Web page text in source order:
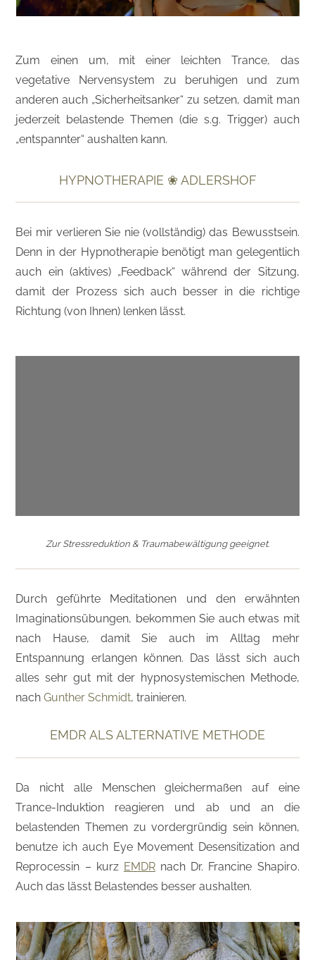
Zum einen um, mit einer leichten Trance, das
vegetative Nervensystem zu beruhigen und zum
anderen auch „Sicherheitsanker“ zu setzen, damit man
jederzeit belastende Themen (die s.g. Trigger) auch
„entspannter“ aushalten kann.
HYPNOTHERAPIE ❀ ADLERSHOF
Bei mir verlieren Sie nie (vollständig) das Bewusstsein.
Denn in der Hypnotherapie benötigt man gelegentlich
auch ein (aktives) „Feedback“ während der Sitzung,
damit der Prozess sich auch besser in die richtige
Richtung (von Ihnen) lenken lässt.
Zur Stressreduktion & Traumabewältigung geeignet.
Durch geführte Meditationen und den erwähnten
Imaginationsübungen, bekommen Sie auch etwas mit
nach Hause, damit Sie auch im Alltag mehr
Entspannung erlangen können. Das lässt sich auch
alles sehr gut mit der hypnosystemischen Methode,
nachGunther Schmidt, trainieren.
EMDR ALS ALTERNATIVE METHODE
Da nicht alle Menschen gleichermaßen auf eine
Trance-Induktion reagieren und ab und an die
belastenden Themen zu vordergründig sein können,
benutze ich auch Eye Movement Desensitization and
Reprocessin – kurz EMDRnach Dr. Francine Shapiro.
Auch das lässt Belastendes besser aushalten.